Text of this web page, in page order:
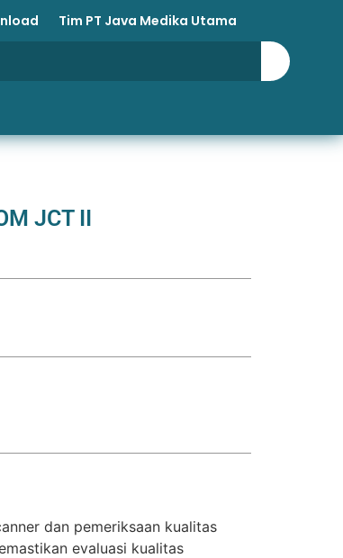
Tim PT Java Medika Utama
JCT II
dan pemeriksaan kualitas
evaluasi kualitas